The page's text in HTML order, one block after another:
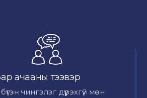
ачааны тээвэр
чингэлэг дүүрэхгүй мөн